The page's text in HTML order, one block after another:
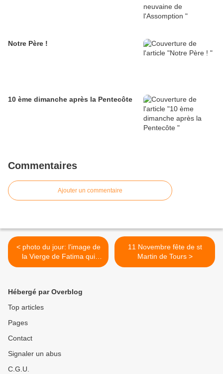
Notre Père !
10 ème dimanche après la Pentecôte
Commentaires
Ajouter un commentaire
< photo du jour: l'image de
la Vierge de Fatima qui
défie le volcan de la Palma .
11 Novembre fête de st
Martin de Tours >
Hébergé par Overblog
Top articles
Pages
Contact
Signaler un abus
C.G.U.